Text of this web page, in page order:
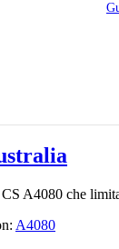
A4080 che
A4080